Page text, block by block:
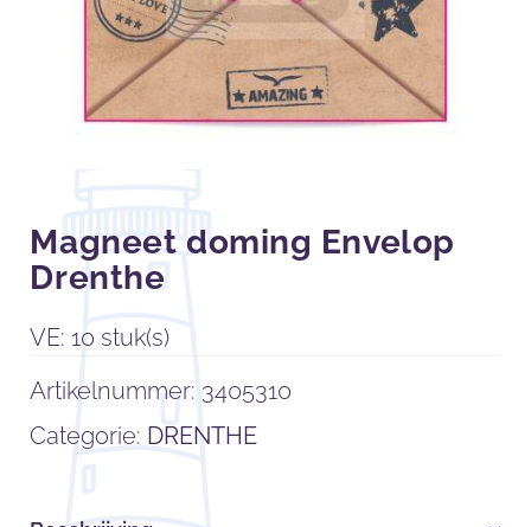
Magneet doming Envelop
Drenthe
VE: 10 stuk(s)
Artikelnummer: 3405310
Categorie: DRENTHE